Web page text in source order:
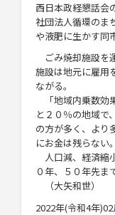
西日本政経懇話会
社団法人循環のま
や液肥に生かす同
ごみ焼却施設を
施設は地元に雇用
ながる。
「地域内乗数効
と２０％の地域で
の方が多く、より
にお金は残らない。
人口減、経済縮
０年、５０年先ま
（大矢和世）
2022年(令和4年